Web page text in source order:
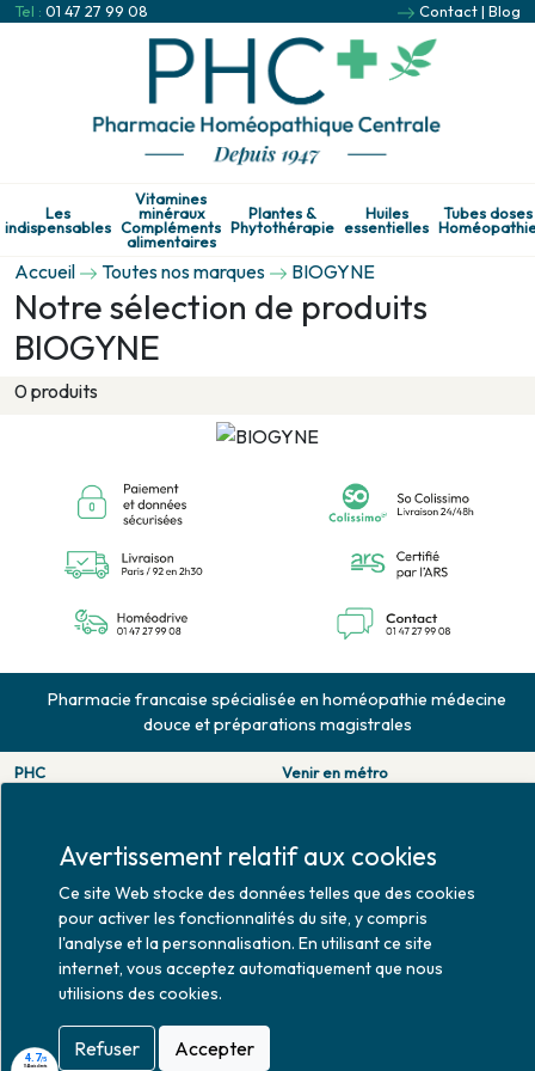
Tel : 01 47 27 99 08 Contact| Blog
Les
indispensables
Vitamines
minéraux
Compléments
alimentaires
Plantes &
Phytothérapie
Huiles
essentielles
Tubes doses
Accueil Toutes nos marques BIOGYNE
Notre sélection de produits
BIOGYNE
0 produits
Pharmacie francaise spécialisée en homéopathie médecine
douce et préparations magistrales
PHC
Fax. 01 47 55 03 61
Horaires d'ouverture
Lundi : 10h30 - 20h00
Mardi au vendredi : 9h00 -
20h00
Samedi : 9h30 - 20h00
Venir en métro
Venir en bus
Jean Monet : ligne 52.
Avertissement relatif aux cookies
Ce site Web stocke des données telles que des cookies
pour activer les fonctionnalités du site, y compris
l'analyse et la personnalisation. En utilisant ce site
internet, vous acceptez automatiquement que nous
utilisions des cookies.
Refuser Accepter